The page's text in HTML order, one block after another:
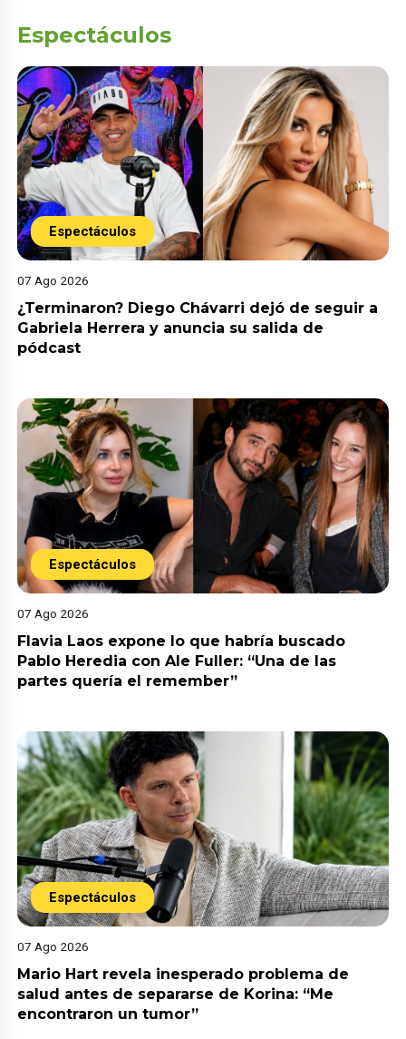
Espectáculos
Espectáculos
07 Ago 2026
¿Terminaron? Diego Chávarri dejó de seguir a
Gabriela Herrera y anuncia su salida de
pódcast
Espectáculos
07 Ago 2026
Flavia Laos expone lo que habría buscado
Pablo Heredia con Ale Fuller: “Una de las
partes quería el remember”
Espectáculos
07 Ago 2026
Mario Hart revela inesperado problema de
salud antes de separarse de Korina: “Me
encontraron un tumor”